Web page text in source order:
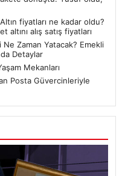
fiyatları ne kadar oldu?
alış satış fiyatları
Ne Zaman Yatacak? Emekli
Detaylar
Mekanları
Posta Güvercinleriyle